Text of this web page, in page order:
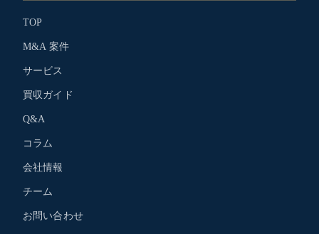
TOP
M&A 案件
サービス
買収ガイド
Q&A
コラム
会社情報
チーム
お問い合わせ